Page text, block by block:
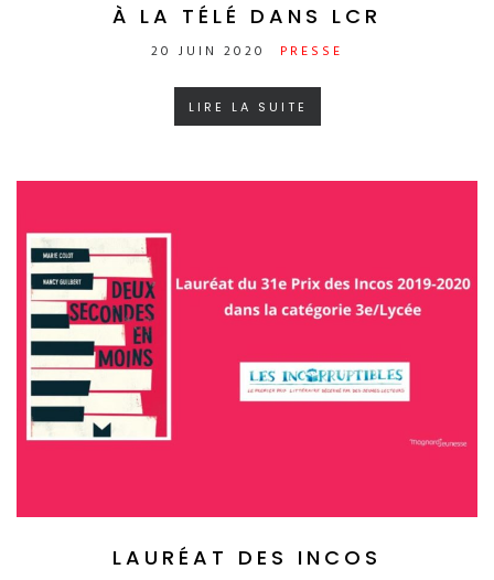
À LA TÉLÉ DANS LCR
20 JUIN 2020 PRESSE
LIRE LA SUITE
LAURÉAT DES INCOS